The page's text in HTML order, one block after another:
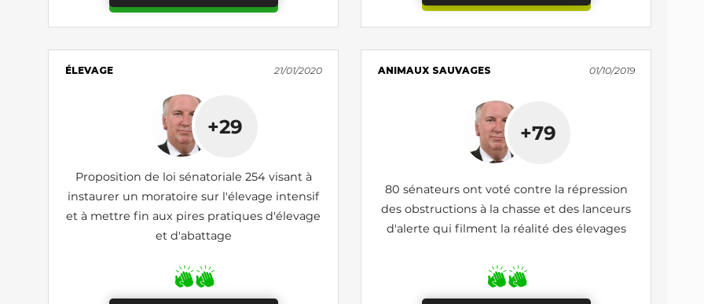
ÉLEVAGE 21/01/2020
+29
Proposition de loi sénatoriale 254 visant à
instaurer un moratoire sur l'élevage intensif
et à mettre fin aux pires pratiques d'élevage
et d'abattage
ANIMAUX SAUVAGES 01/10/2019
+79
80 sénateurs ont voté contre la répression
des obstructions à la chasse et des lanceurs
d'alerte qui filment la réalité des élevages